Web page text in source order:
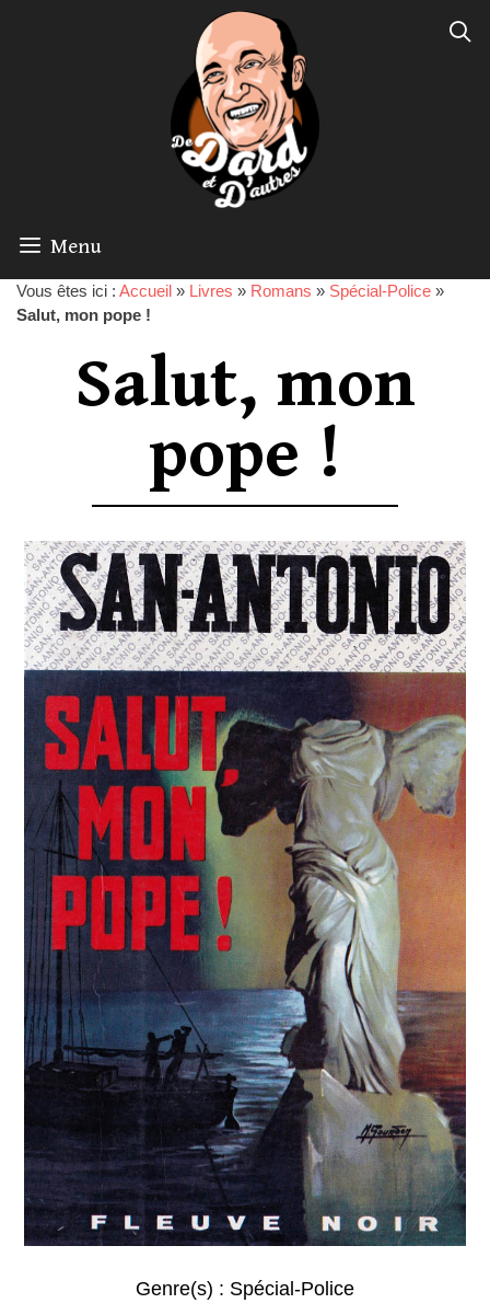
Menu
Vous êtes ici : Accueil » Livres » Romans » Spécial-Police »
Salut, mon pope !
Salut, mon
pope !
Genre(s) : Spécial-Police